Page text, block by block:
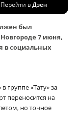
Перейти вДзен
был
7 июня,
в социальных
группе «Тату» за
переносится на
но точное